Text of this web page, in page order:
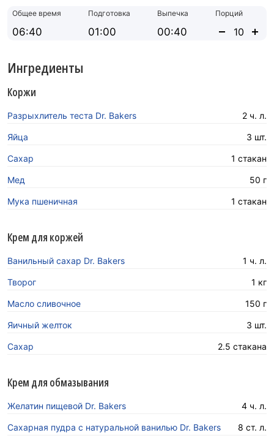
Общее время
06:40
Подготовка
01:00
Выпечка
00:40
Порций
Ингредиенты
Коржи
Разрыхлитель теста Dr. Bakers 2 ч. л.
Яйца 3 шт.
Сахар 1 стакан
Мед 50 г
Мука пшеничная 1 стакан
Крем для коржей
Ванильный сахар Dr. Bakers 1 ч. л.
Творог 1 кг
Масло сливочное 150 г
Яичный желток 3 шт.
Сахар 2.5 стакана
Крем для обмазывания
Желатин пищевой Dr. Bakers 4 ч. л.
Сахарная пудра с натуральной ванилью Dr. Bakers 8 ст. л.